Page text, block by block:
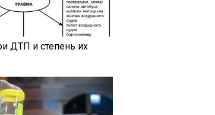
ДТП и степень их